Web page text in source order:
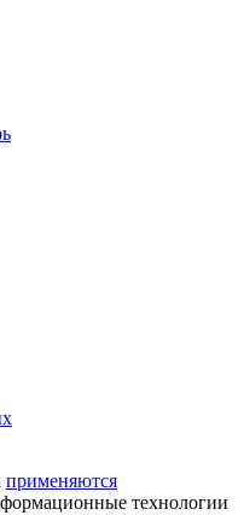
применяются
технологии